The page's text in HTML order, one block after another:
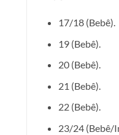
17/18 (Bebê).
19 (Bebê).
20 (Bebê).
21 (Bebê).
22 (Bebê).
23/24 (Bebê/